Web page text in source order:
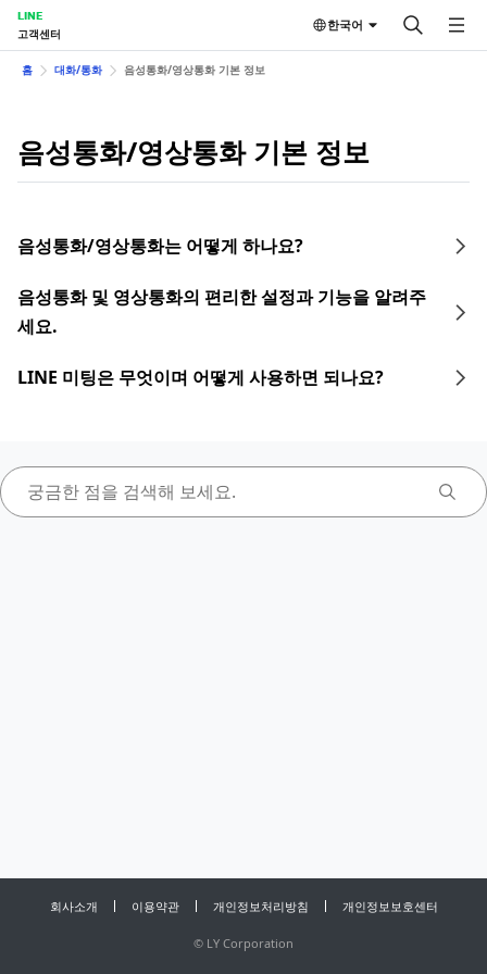
LINE
고객센터
한국어
홈 대화/통화 음성통화/영상통화 기본 정보
음성통화/영상통화 기본 정보
음성통화/영상통화는 어떻게 하나요?
음성통화 및 영상통화의 편리한 설정과 기능을 알려주
세요.
LINE 미팅은 무엇이며 어떻게 사용하면 되나요?
회사소개 이용약관 개인정보처리방침 개인정보보호센터
© LY Corporation